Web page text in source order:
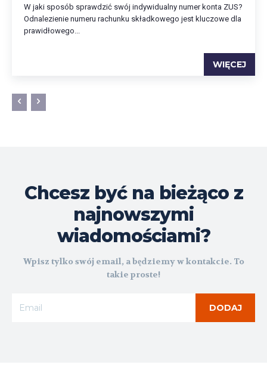
W jaki sposób sprawdzić swój indywidualny numer konta ZUS?
Odnalezienie numeru rachunku składkowego jest kluczowe dla
prawidłowego...
WIĘCEJ
Chcesz być na bieżąco z
najnowszymi
wiadomościami?
Wpisz tylko swój email, a będziemy w kontakcie. To
takie proste!
DODAJ